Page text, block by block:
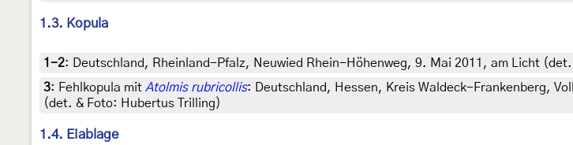
1.3. Kopula
1-2: Deutschland, Rheinland-Pfalz, Neuwied Rhein-Höhenweg, 9. Mai 2011, am Licht
3: Fehlkopula mit Atolmis rubricollis: Deutschland, Hessen, Kreis Waldeck-Frankenberg,
(det. & Foto: Hubertus Trilling)
1.4. Eiablage